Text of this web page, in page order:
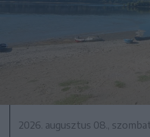
2026. augusztus 08.,